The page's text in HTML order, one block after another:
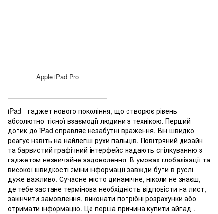
iPad - гаджет нового покоління, що створює рівень
абсолютно тісної взаємодії людини з технікою. Перший
дотик до iPad справляє незабутні враження. Він швидко
реагує навіть на найлегші рухи пальців. Повітряний дизайн
та барвистий графічний інтерфейс надають спілкуванню з
гаджетом незвичайне задоволення. В умовах глобалізації та
високої швидкості зміни інформації завжди бути в руслі
дуже важливо. Сучасне місто динамічне, ніколи не знаєш,
де тебе застане термінова необхідність відповісти на лист,
закінчити замовлення, виконати потрібні розрахунки або
отримати інформацію. Це перша причина купити айпад .
Apple iPad Pro